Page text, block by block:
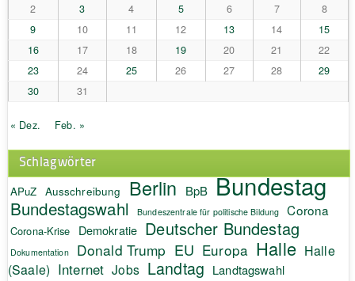
2
3 4 5 6 7
8
9
10 11 12 13 14
15
16
17 18 19 20 21
22
23
24 25 26 27 28
29
30
31
« Dez. Feb. »
Schlagwörter
APuZ Ausschreibung Berlin BpB Bundestag
Bundestagswahl Bundeszentrale für politische Bildung Corona
Corona-Krise Demokratie Deutscher Bundestag
Dokumentation Donald Trump EU Europa Halle Halle
(Saale) Internet Jobs Landtag Landtagswahl